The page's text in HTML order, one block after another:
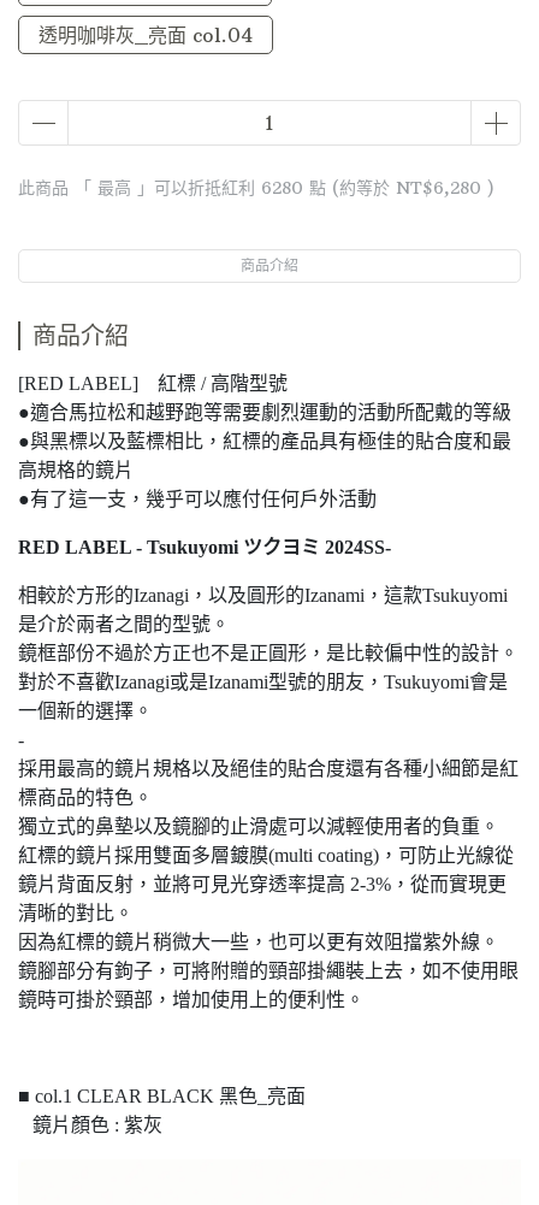
透明咖啡灰_亮面 col.04
此商品 「 最高 」可以折抵紅利 6280 點 (約等於 NT$6,280 )
商品介紹
商品介紹
[RED LABEL] 紅標 / 高階型號
●適合馬拉松和越野跑等需要劇烈運動的活動所配戴的等級
●與黑標以及藍標相比，紅標的產品具有極佳的貼合度和最
高規格的鏡片
●有了這一支，幾乎可以應付任何戶外活動
RED LABEL - Tsukuyomi ツクヨミ 2024SS-
相較於方形的Izanagi，以及圓形的Izanami，這款Tsukuyomi
是介於兩者之間的型號。
鏡框部份不過於方正也不是正圓形，是比較偏中性的設計。
對於不喜歡Izanagi或是Izanami型號的朋友，Tsukuyomi會是
一個新的選擇。
-
採用最高的鏡片規格以及絕佳的貼合度還有各種小細節是紅
標商品的特色。
獨立式的鼻墊以及鏡腳的止滑處可以減輕使用者的負重。
紅標的鏡片採用雙面多層鍍膜(multi coating)，可防止光線從
鏡片背面反射，並將可見光穿透率提高 2-3%，從而實現更
清晰的對比。
因為紅標的鏡片稍微大一些，也可以更有效阻擋紫外線。
鏡腳部分有鉤子，可將附贈的頸部掛繩裝上去，如不使用眼
鏡時可掛於頸部，增加使用上的便利性。
■ col.1 CLEAR BLACK 黑色_亮面
鏡片顏色 : 紫灰